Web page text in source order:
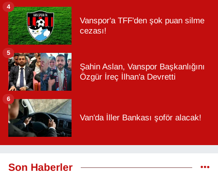
Vanspor'a TFF'den şok puan silme
cezası!
4
Şahin Aslan, Vanspor Başkanlığını
Özgür İreç İlhan'a Devretti
5
Van'da İller Bankası şoför alacak!
6
Son Haberler